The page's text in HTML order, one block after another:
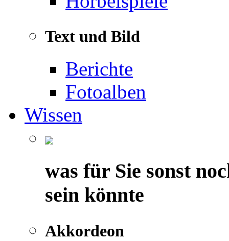
Text und Bild
Berichte
Fotoalben
Wissen
was für Sie sonst
sein könnte
Akkordeon